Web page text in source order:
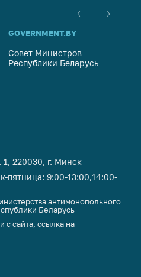
GOVERNMENT.BY
Совет Министров
Республики Беларусь
220030, г. Минск
пятница: 9:00-13:00,14:00-
антимонопольного
Беларусь
сайта, ссылка на